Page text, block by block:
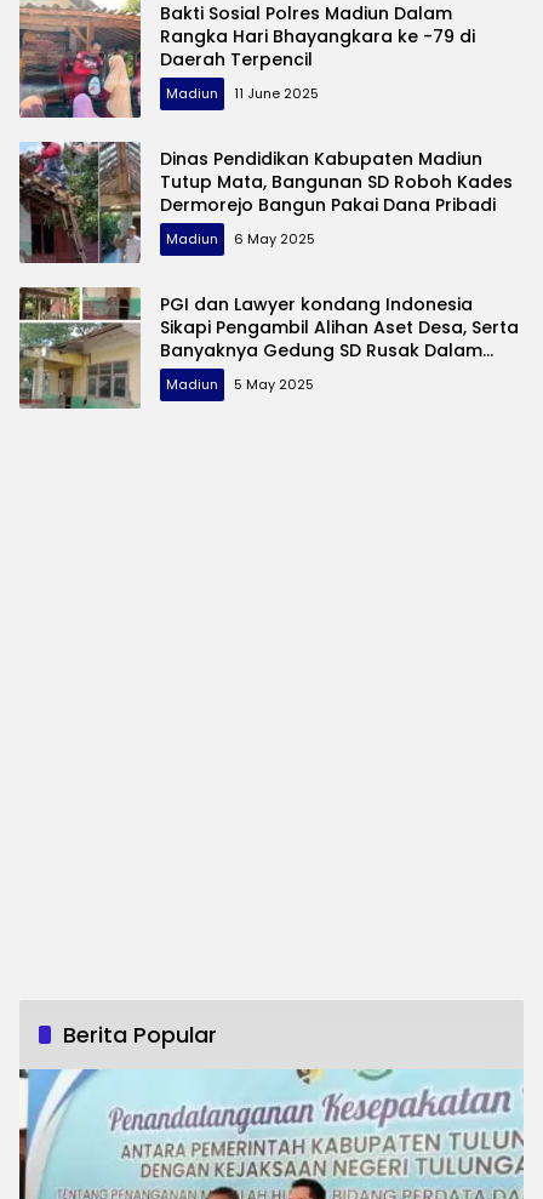
Bakti Sosial Polres Madiun Dalam
Rangka Hari Bhayangkara ke -79 di
Daerah Terpencil
Madiun 11 June 2025
Dinas Pendidikan Kabupaten Madiun
Tutup Mata, Bangunan SD Roboh Kades
Dermorejo Bangun Pakai Dana Pribadi
Madiun 6 May 2025
PGI dan Lawyer kondang Indonesia
Sikapi Pengambil Alihan Aset Desa, Serta
Banyaknya Gedung SD Rusak Dalam
Peringatan Hardiknas
Madiun 5 May 2025
Berita Popular